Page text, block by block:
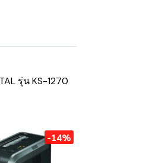
รุ่น KS-1270
-14%